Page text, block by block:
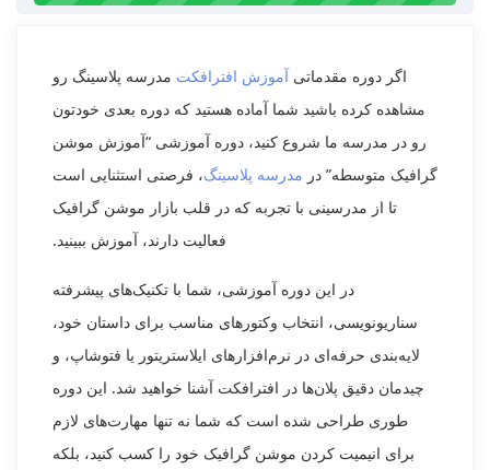
اگر دوره مقدماتیآموزش افترافکت مدرسه پلاسینگ رو
مشاهده کرده باشید شما آماده هستید که دوره بعدی خودتون
رو در مدرسه ما شروع کنید، دوره آموزشی “آموزش موشن
گرافیک متوسطه” در مدرسه پلاسینگ، فرصتی استثنایی است
تا از مدرسینی با تجربه که در قلب بازار موشن گرافیک
فعالیت دارند، آموزش ببینید.
در این دوره آموزشی، شما با تکنیک‌های پیشرفته
سناریونویسی، انتخاب وکتورهای مناسب برای داستان خود،
لایه‌بندی حرفه‌ای در نرم‌افزارهای ایلاستریتور یا فتوشاپ، و
چیدمان دقیق پلان‌ها در افترافکت آشنا خواهید شد. این دوره
طوری طراحی شده است که شما نه تنها مهارت‌های لازم
برای انیمیت کردن موشن گرافیک خود را کسب کنید، بلکه